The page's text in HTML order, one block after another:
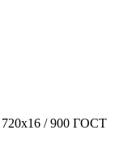
/ 900 ГОСТ